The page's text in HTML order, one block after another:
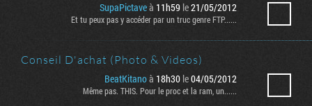
SupaPictaveà 11h59 le21/05/2012
Et tu peux pas y accéder par un truc genre FTP......
Conseil D'achat (Photo & Videos)
BeatKitanoà 18h30 le04/05/2012
Même pas. THIS. Pour le proc et la ram, un......